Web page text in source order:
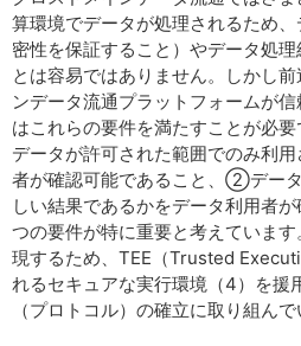
算環境でデータが処理されるため
密性を保証すること）やデータ処
とは容易ではありません。しかし
ンデータ流通プラットフォームが
はこれらの要件を満たすことが必
データが許可された範囲でのみ利
者が確認可能であること、②デー
しい結果であるかをデータ利用者
つの要件が特に重要と考えていま
現するため、TEE（Trusted
れるセキュアな実行環境（4）を援
（プロトコル）の確立に取り組んで